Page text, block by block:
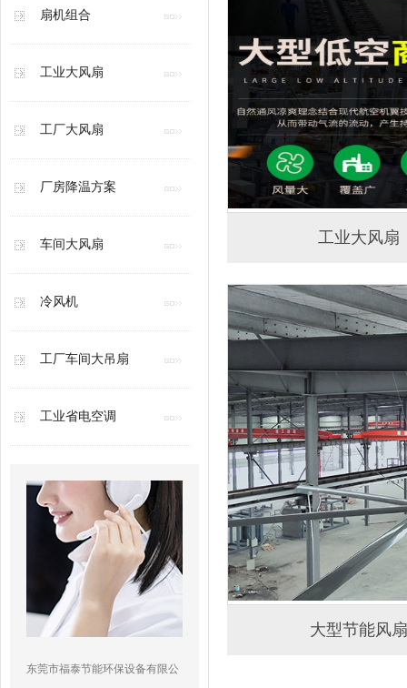
扇机组合
工业大风扇
工厂大风扇
厂房降温方案
车间大风扇
冷风机
工厂车间大吊扇
工业省电空调
东莞市福泰节能环保设备有限公
工业大风扇
大型节能风扇